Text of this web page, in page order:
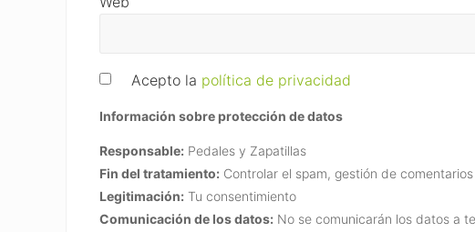
Acepto la política de privacidad
Información sobre protección de datos
Responsable: Pedales y Zapatillas
Fin del tratamiento: Controlar el spam, gestión de comentarios
Legitimación: Tu consentimiento
Comunicación de los datos: No se comunicarán los datos a